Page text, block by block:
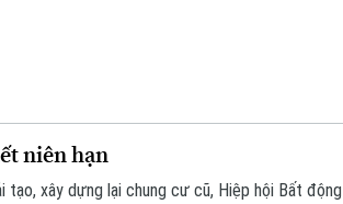
niên hạn
xây dựng lại chung cư cũ, Hiệp hội Bất động